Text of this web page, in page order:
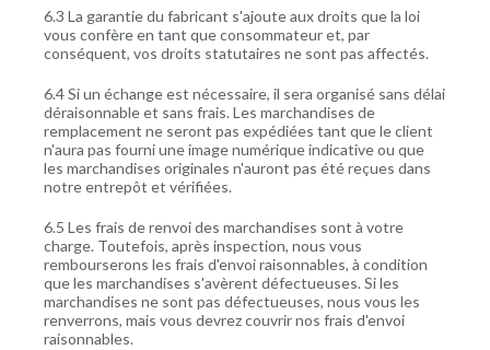
6.3 La garantie du fabricant s'ajoute aux droits que la loi
vous confère en tant que consommateur et, par
conséquent, vos droits statutaires ne sont pas affectés.
6.4 Si un échange est nécessaire, il sera organisé sans délai
déraisonnable et sans frais. Les marchandises de
remplacement ne seront pas expédiées tant que le client
n'aura pas fourni une image numérique indicative ou que
les marchandises originales n'auront pas été reçues dans
notre entrepôt et vérifiées.
6.5 Les frais de renvoi des marchandises sont à votre
charge. Toutefois, après inspection, nous vous
rembourserons les frais d'envoi raisonnables, à condition
que les marchandises s'avèrent défectueuses. Si les
marchandises ne sont pas défectueuses, nous vous les
renverrons, mais vous devrez couvrir nos frais d'envoi
raisonnables.